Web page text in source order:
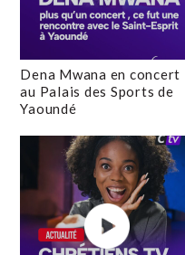
Dena Mwana en concert
au Palais des Sports de
Yaoundé